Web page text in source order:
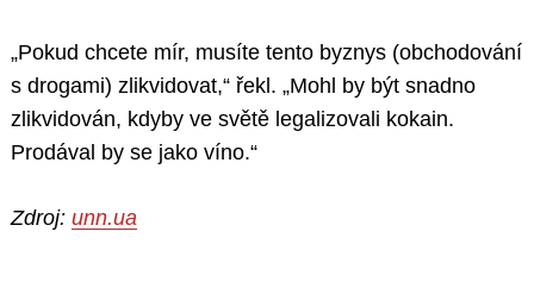
„Pokud chcete mír, musíte tento byznys (obchodování
s drogami) zlikvidovat,“ řekl. „Mohl by být snadno
zlikvidován, kdyby ve světě legalizovali kokain.
Prodával by se jako víno.“
Zdroj: unn.ua